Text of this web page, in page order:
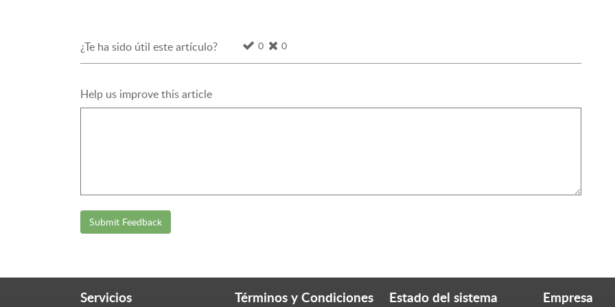
¿Te ha sido útil este artículo? 0 0
Help us improve this article
Submit Feedback
Servicios Términos y Condiciones Estado del sistema Empresa